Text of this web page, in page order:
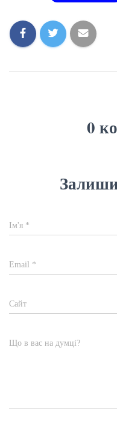
0
Ім'я *
Email *
Сайт
Що в вас на думці?